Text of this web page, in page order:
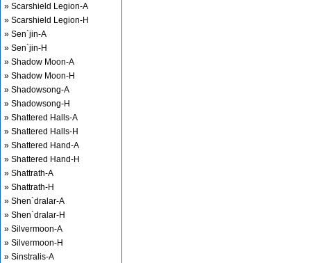
» Scarshield Legion-A
» Scarshield Legion-H
» Sen`jin-A
» Sen`jin-H
» Shadow Moon-A
» Shadow Moon-H
» Shadowsong-A
» Shadowsong-H
» Shattered Halls-A
» Shattered Halls-H
» Shattered Hand-A
» Shattered Hand-H
» Shattrath-A
» Shattrath-H
» Shen`dralar-A
» Shen`dralar-H
» Silvermoon-A
» Silvermoon-H
» Sinstralis-A